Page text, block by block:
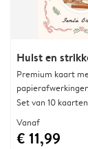
Hulst en
Premium kaart
papierafwerkingen
Set van 10 kaarten
Vanaf
€ 11,99